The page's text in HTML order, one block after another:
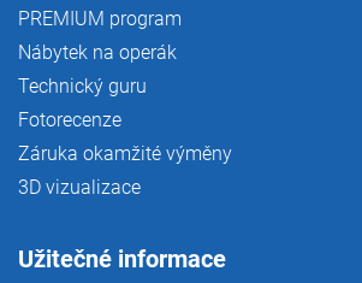
PREMIUM program
Nábytek na operák
Technický guru
Fotorecenze
Záruka okamžité výměny
3D vizualizace
Užitečné informace